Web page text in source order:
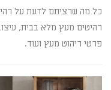
כל מה שרציתם לדעת על
רהיטים מעץ מלא בבית,
פרטי ריהוט מעץ ועוד.